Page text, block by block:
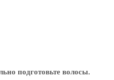
подготовьте волосы.